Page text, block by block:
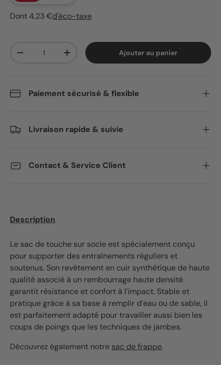
Dont 4,23 €d'éco-taxe
Diminuer la quantitéAugmenter la quantitéAjouter au panier
Paiement sécurisé & flexible
Livraison rapide & suivie
Contact & Service Client
Description
Le sac de touche sur socle est spécialement conçu
pour supporter des entraînements réguliers et
soutenus. Son revêtement en cuir synthétique de haute
qualité associé à un rembourrage haute densité
garantit résistance et confort à l’impact. Stable et
pratique grâce à sa base à remplir d’eau ou de sable, il
est parfaitement adapté pour travailler aussi bien les
coups de poings que les techniques de jambes.
Découvrez également notre sac de frappe.